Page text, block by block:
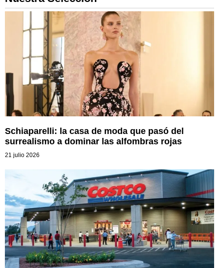
Schiaparelli: la casa de moda que pasó del
surrealismo a dominar las alfombras rojas
21 julio 2026